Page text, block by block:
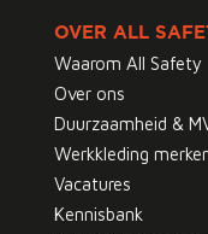
OVER ALL
Waarom All Safety
Over ons
Duurzaamheid &
Werkkleding
Vacatures
Kennisbank